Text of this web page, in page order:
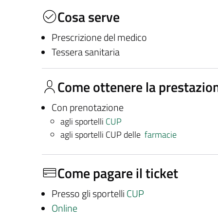
Cosa serve
Prescrizione del medico
Tessera sanitaria
Come ottenere la
Con prenotazione
agli sportelli CUP
agli sportelli CUP delle farmacie
Come pagare il ticket
Presso gli sportelli CUP
Online